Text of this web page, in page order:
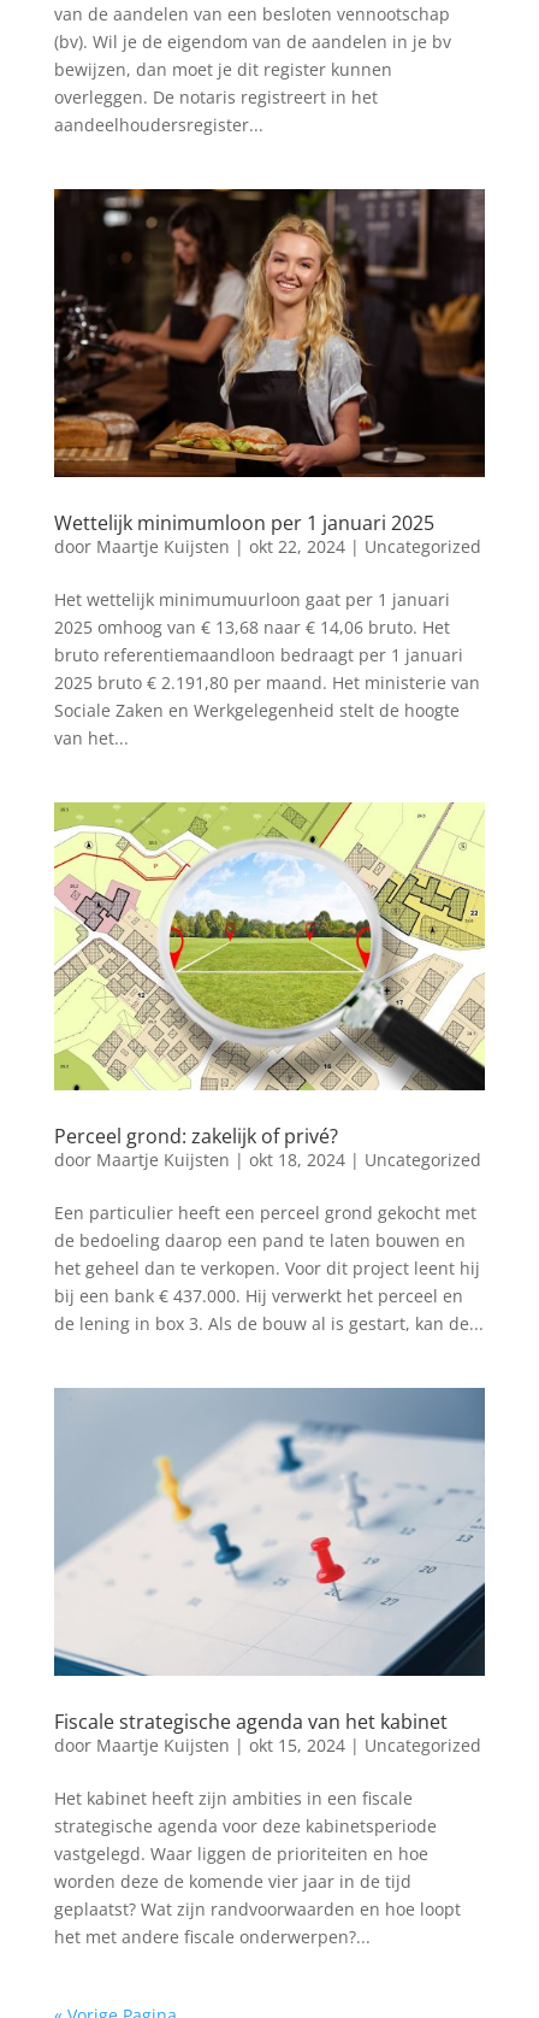
van de aandelen van een besloten vennootschap
(bv). Wil je de eigendom van de aandelen in je bv
bewijzen, dan moet je dit register kunnen
overleggen. De notaris registreert in het
aandeelhoudersregister...
Wettelijk minimumloon per 1 januari 2025
door Maartje Kuijsten | okt 22, 2024| Uncategorized
Het wettelijk minimumuurloon gaat per 1 januari
2025 omhoog van € 13,68 naar € 14,06 bruto. Het
bruto referentiemaandloon bedraagt per 1 januari
2025 bruto € 2.191,80 per maand. Het ministerie van
Sociale Zaken en Werkgelegenheid stelt de hoogte
van het...
Perceel grond: zakelijk of privé?
door Maartje Kuijsten | okt 18, 2024| Uncategorized
Een particulier heeft een perceel grond gekocht met
de bedoeling daarop een pand te laten bouwen en
het geheel dan te verkopen. Voor dit project leent hij
bij een bank € 437.000. Hij verwerkt het perceel en
de lening in box 3. Als de bouw al is gestart, kan de...
Fiscale strategische agenda van het kabinet
door Maartje Kuijsten | okt 15, 2024| Uncategorized
Het kabinet heeft zijn ambities in een fiscale
strategische agenda voor deze kabinetsperiode
vastgelegd. Waar liggen de prioriteiten en hoe
worden deze de komende vier jaar in de tijd
geplaatst? Wat zijn randvoorwaarden en hoe loopt
het met andere fiscale onderwerpen?...